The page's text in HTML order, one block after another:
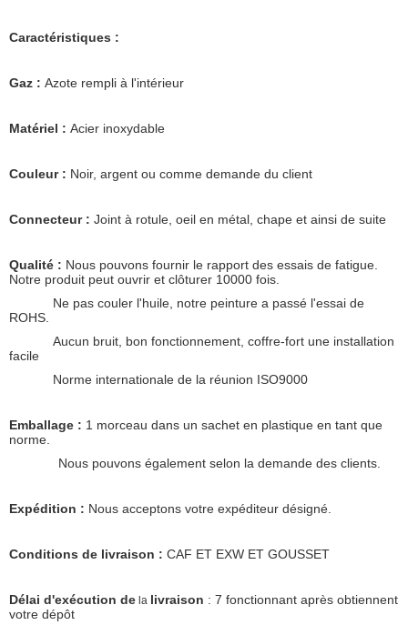
Caractéristiques :
Gaz : Azote rempli à l'intérieur
Matériel : Acier inoxydable
Couleur : Noir, argent ou comme demande du client
Connecteur : Joint à rotule, oeil en métal, chape et ainsi de suite
Qualité : Nous pouvons fournir le rapport des essais de fatigue.
Notre produit peut ouvrir et clôturer 10000 fois.
Ne pas couler l'huile, notre peinture a passé l'essai de
ROHS.
Aucun bruit, bon fonctionnement, coffre-fort une installation
facile
Norme internationale de la réunion ISO9000
Emballage : 1 morceau dans un sachet en plastique en tant que
norme.
Nous pouvons également selon la demande des clients.
Expédition : Nous acceptons votre expéditeur désigné.
Conditions de livraison : CAF ET EXW ET GOUSSET
Délai d'exécution de la livraison : 7 fonctionnant après obtiennent
votre dépôt